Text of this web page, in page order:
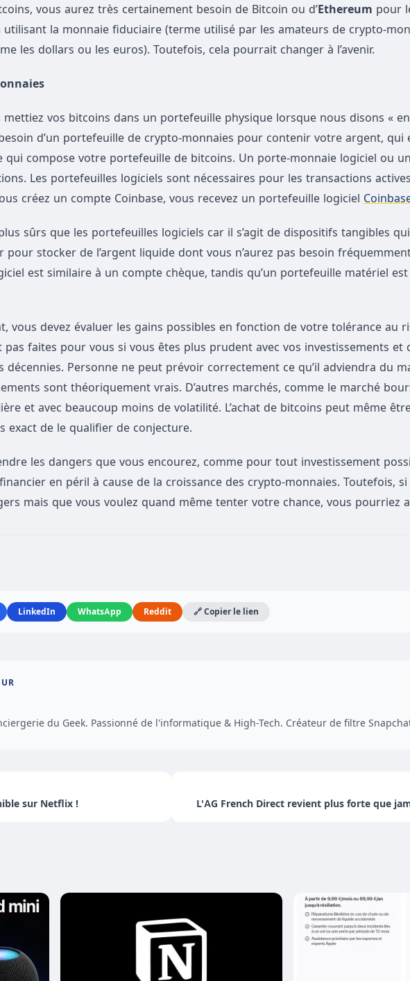
vous aurez très certainement besoin de Bitcoin ou d’Ethereum pour
utilisant la monnaie fiduciaire (terme utilisé par les amateurs de crypto-
les dollars ou les euros). Toutefois, cela pourrait changer à l’avenir.
mettiez vos bitcoins dans un portefeuille physique lorsque nous disons «
d’un portefeuille de crypto-monnaies pour contenir votre argent, qui
qui compose votre portefeuille de bitcoins. Un porte-monnaie logiciel ou
Les portefeuilles logiciels sont nécessaires pour les transactions
créez un compte Coinbase, vous recevez un portefeuille logiciel
sûrs que les portefeuilles logiciels car il s’agit de dispositifs tangibles
pour stocker de l’argent liquide dont vous n’aurez pas besoin
est similaire à un compte chèque, tandis qu’un portefeuille matériel
vous devez évaluer les gains possibles en fonction de votre tolérance au
faites pour vous si vous êtes plus prudent avec vos investissements et
décennies. Personne ne peut prévoir correctement ce qu’il adviendra du
sont théoriquement vrais. D’autres marchés, comme le marché
et avec beaucoup moins de volatilité. L’achat de bitcoins peut même
exact de le qualifier de conjecture.
les dangers que vous encourez, comme pour tout investissement
en péril à cause de la croissance des crypto-monnaies. Toutefois, si
mais que vous voulez quand même tenter votre chance, vous pourriez
LinkedIn WhatsApp Reddit 🔗 Copier le lien
du Geek. Passionné de l'informatique & High-Tech. Créateur de filtre
sur Netflix ! L'AG French Direct revient plus forte que